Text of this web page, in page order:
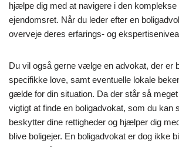
hjælpe dig med at navigere i den komplekse
ejendomsret. Når du leder efter en
overveje deres erfarings- og
Du vil også gerne vælge en advokat, der er
specifikke love, samt eventuelle lokale
gælde for din situation. Da der står så
vigtigt at finde en boligadvokat, som du kan
beskytter dine rettigheder og hjælper dig
blive boligejer. En boligadvokat er dog ikke